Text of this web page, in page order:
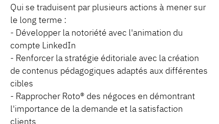
Qui se traduisent par plusieurs actions à mener sur
le long terme :
- Développer la notoriété avec l'animation du
compte LinkedIn
- Renforcer la stratégie éditoriale avec la création
de contenus pédagogiques adaptés aux différentes
cibles
- Rapprocher Roto® des négoces en démontrant
l'importance de la demande et la satisfaction
clients